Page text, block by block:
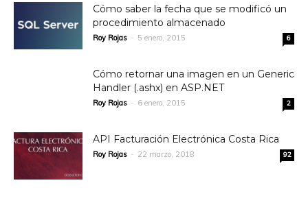
Cómo saber la fecha que se modificó un
procedimiento almacenado
Roy Rojas - 5 enero, 2015 6
Cómo retornar una imagen en un Generic
Handler (.ashx) en ASP.NET
Roy Rojas - 6 enero, 2015 2
API Facturación Electrónica Costa Rica
Roy Rojas - 22 marzo, 2018 92